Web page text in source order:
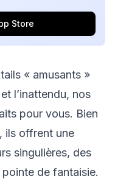
Store
« amusants »
l’inattendu, nos
pour vous. Bien
ils offrent une
singulières, des
de fantaisie.